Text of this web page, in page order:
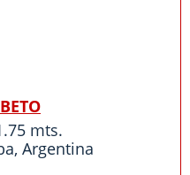
mts.
, Argentina